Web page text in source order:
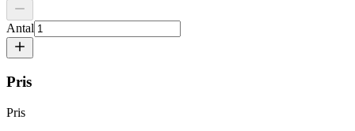
Antal
Pris
Pris